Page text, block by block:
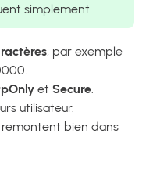
simplement.
, par exemple
et Secure.
utilisateur.
remontent bien dans